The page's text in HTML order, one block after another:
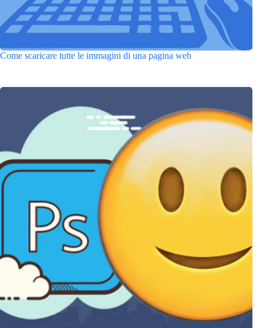
Come scaricare tutte le immagini di una pagina web